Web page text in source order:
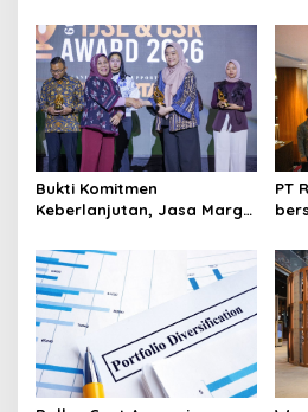
Nasional
DIY
Bukti Komitmen
Keberlanjutan, Jasa Marga
6th TJSL & CSR Award 2026
PT